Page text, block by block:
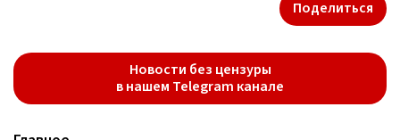
Поделиться
Новости без цензуры
в нашем Telegram канале